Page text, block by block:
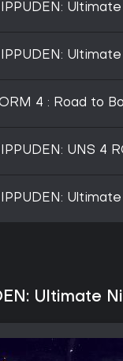
4 : Road to
UNS 4
Ultimate